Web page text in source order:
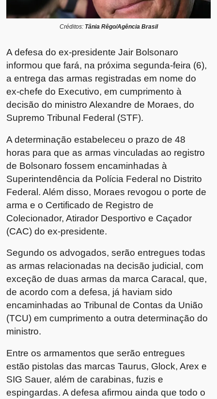
Créditos: Tânia Rêgo/Agência Brasil
A defesa do ex-presidenteJair Bolsonaro
informou que fará, na próxima segunda-feira (6),
a entrega das armas registradas em nome do
ex-chefe do Executivo, em cumprimento à
decisão do ministroAlexandre de Moraes, do
Supremo Tribunal Federal (STF).
A determinação estabeleceu o prazo de 48
horas para que as armas vinculadas ao registro
de Bolsonaro fossem encaminhadas à
Superintendência da Polícia Federal no Distrito
Federal. Além disso, Moraes revogou o porte de
arma e o Certificado de Registro de
Colecionador, Atirador Desportivo e Caçador
(CAC) do ex-presidente.
Segundo os advogados, serão entregues todas
as armas relacionadas na decisão judicial, com
exceção de duas armas da marca Caracal, que,
de acordo com a defesa, já haviam sido
encaminhadas aoTribunal de Contas da União
(TCU) em cumprimento a outra determinação do
ministro.
Entre os armamentos que serão entregues
estão pistolas das marcas Taurus, Glock, Arex e
SIG Sauer, além de carabinas, fuzis e
espingardas. A defesa afirmou ainda que todo o